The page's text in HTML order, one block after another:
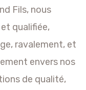
Fils, nous
qualifiée,
ravalement, et
envers nos
de qualité,